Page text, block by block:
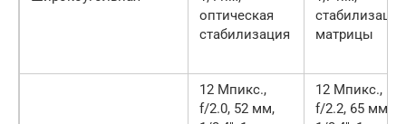
оптическая
стабилизация
стабилизация
матрицы
12 Мпикс.,
f/2.0, 52 мм,
12 Мпикс.,
f/2.2, 65 мм,